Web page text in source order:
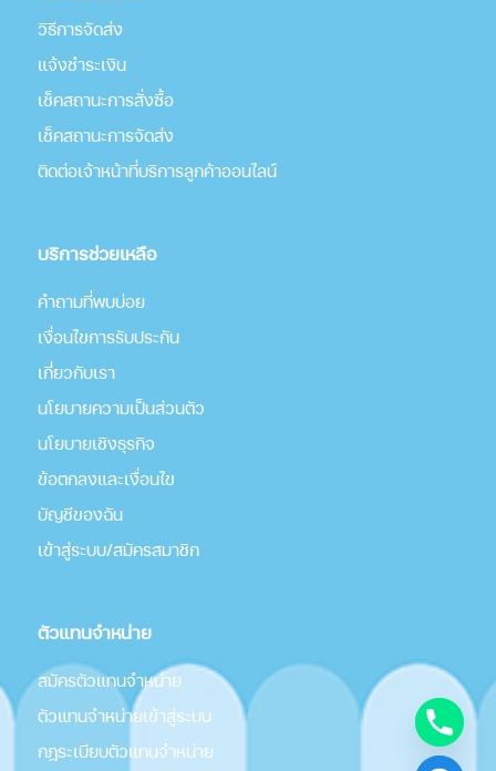
วิธีการจัดส่ง
แจ้งชำระเงิน
เช็คสถานะการสั่งซื้อ
เช็คสถานะการจัดส่ง
ติดต่อเจ้าหน้าที่บริการลูกค้าออนไลน์
บริการช่วยเหลือ
คำถามที่พบบ่อย
เงื่อนไขการรับประกัน
เกี่่ยวกับเรา
นโยบายความเป็นส่วนตัว
นโยบายเชิงธุรกิจ
ข้อตกลงและเงื่อนไข
บัญชีของฉัน
เข้าสู่ระบบ/สมัครสมาชิก
ตัวแทนจำหน่าย
สมัครตัวแทนจำหน่าย
ตัวแทนจำหน่ายเข้าสู่ระบบ
กฎระเบียบตัวแทนจำหน่าย